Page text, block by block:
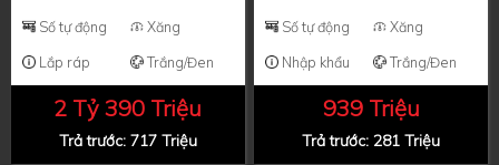
Số tự động
Xăng
Lắp ráp
Trắng/Đen
2 Tỷ 390 Triệu
Trả trước: 717 Triệu
Số tự động
Xăng
Nhập khẩu
Trắng/Đen
939 Triệu
Trả trước: 281 Triệu